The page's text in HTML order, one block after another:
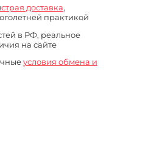
доставка,
практикой
в РФ, реальное
на сайте
условия обмена и